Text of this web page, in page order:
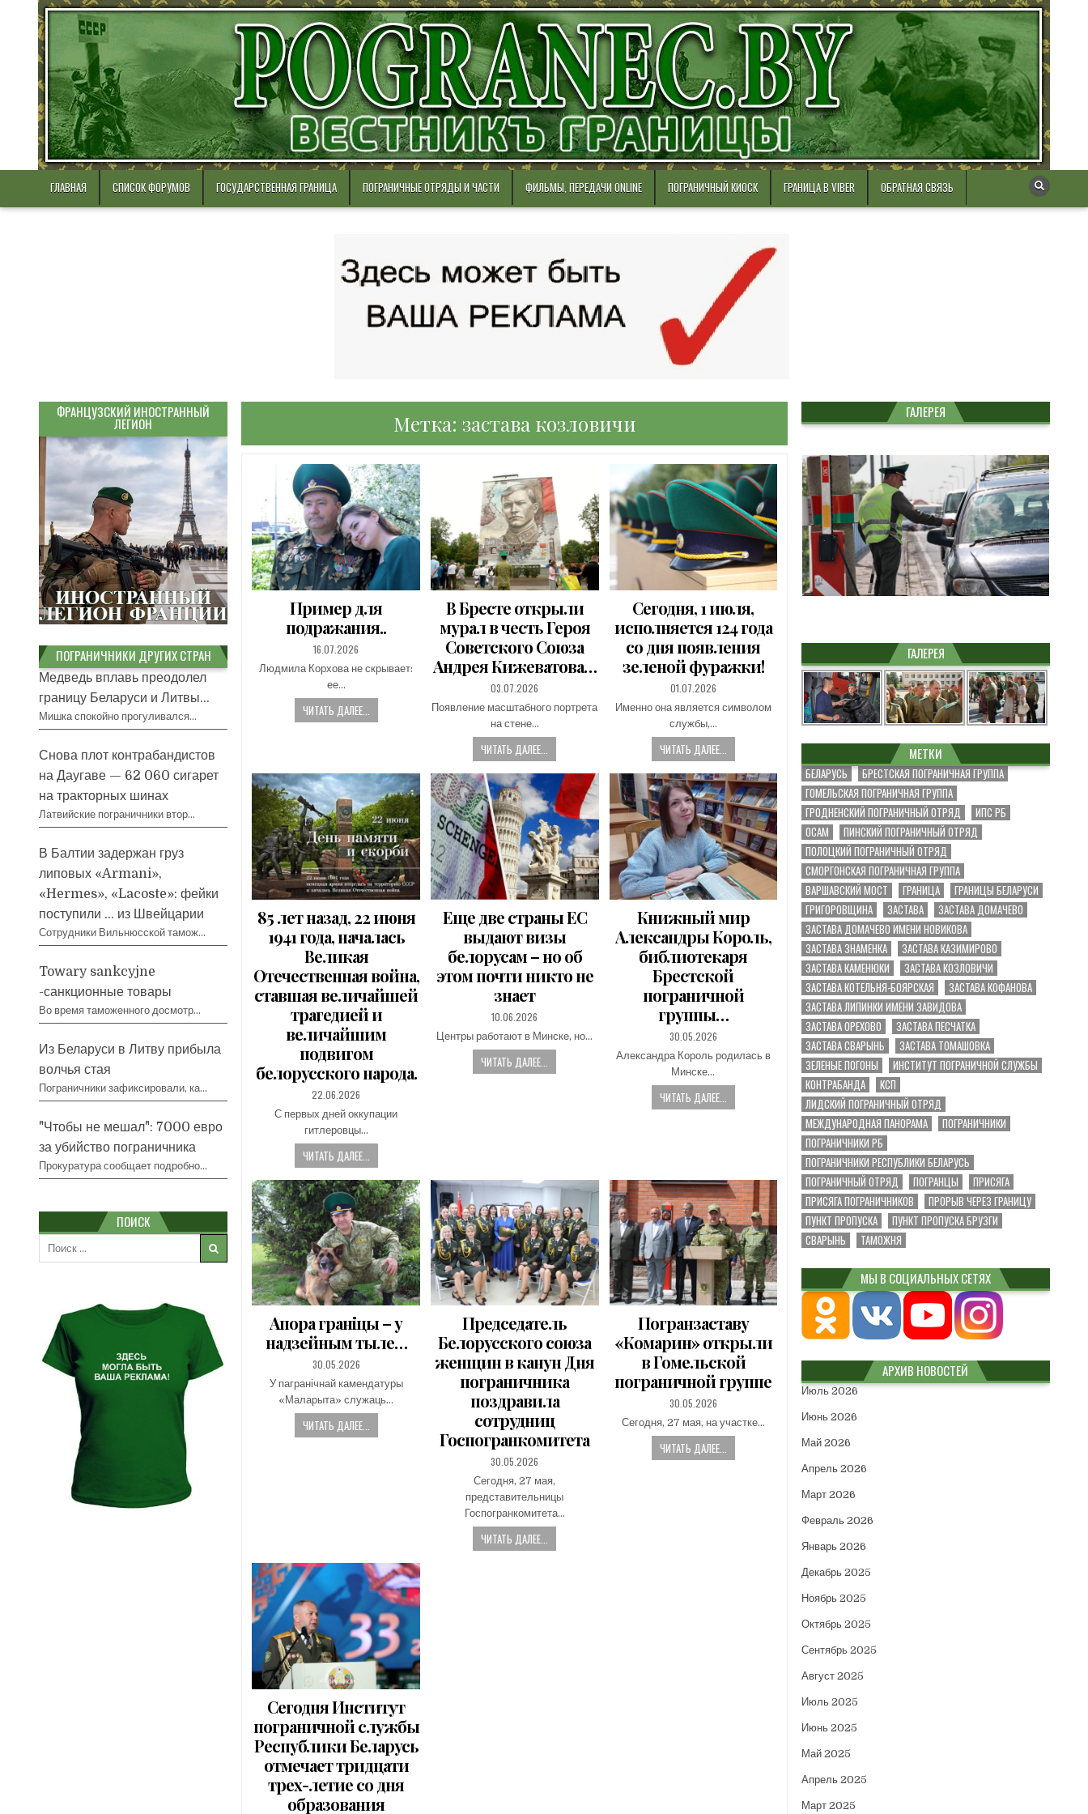
content
ГЛАВНАЯ СПИСОК ФОРУМОВ ГОСУДАРСТВЕННАЯ ГРАНИЦА ПОГРАНИЧНЫЕ ОТРЯДЫ И ЧАСТИ ФИЛЬМЫ, ПЕРЕДАЧИ ONLINE ПОГРАНИЧНЫЙ КИОСК ГРАНИЦА В VIBER ОБРАТНАЯ СВЯЗЬ
Метка: застава козловичи
Пример для
подражания..
PUBLISHED
DATE:
16.07.2026
Людмила Корхова не скрывает:
ее…
ЧИТАТЬ ДАЛЕЕ...
В Бресте открыли
мурал в честь Героя
Советского Союза
Андрея Кижеватова…
PUBLISHED
DATE:
03.07.2026
Появление масштабного портрета
на стене…
ЧИТАТЬ ДАЛЕЕ...
Сегодня, 1 июля,
исполняется 124 года
со дня появления
зеленой фуражки!
PUBLISHED
DATE:
01.07.2026
Именно она является символом
службы,…
ЧИТАТЬ ДАЛЕЕ...
85 лет назад, 22 июня
1941 года, началась
Великая
Отечественная война,
ставшая величайшей
трагедией и
величайшим
подвигом
белорусского народа.
PUBLISHED
DATE:
22.06.2026
С первых дней оккупации
гитлеровцы…
ЧИТАТЬ ДАЛЕЕ...
Еще две страны ЕС
выдают визы
белорусам – но об
этом почти никто не
знает
PUBLISHED
DATE:
10.06.2026
Центры работают в Минске, но…
ЧИТАТЬ ДАЛЕЕ...
Книжный мир
Александры Король,
библиотекаря
Брестской
пограничной
группы…
PUBLISHED
DATE:
30.05.2026
Александра Король родилась в
Минске…
ЧИТАТЬ ДАЛЕЕ...
Апора граніцы – у
надзейным тыле…
PUBLISHED
DATE:
30.05.2026
У пагранічнай камендатуры
«Маларыта» служаць…
ЧИТАТЬ ДАЛЕЕ...
Председатель
Белорусского союза
женщин в канун Дня
пограничника
поздравила
сотрудниц
Госпогранкомитета
PUBLISHED
DATE:
30.05.2026
Сегодня, 27 мая,
представительницы
Госпогранкомитета…
ЧИТАТЬ ДАЛЕЕ...
Погранзаставу
«Комарин» открыли
в Гомельской
пограничной группе
PUBLISHED
DATE:
30.05.2026
Сегодня, 27 мая, на участке…
ЧИТАТЬ ДАЛЕЕ...
Сегодня Институт
пограничной службы
Республики Беларусь
отмечает тридцати
трех-летие со дня
образования
ФРАНЦУЗСКИЙ ИНОСТРАННЫЙ
ЛЕГИОН
ПОГРАНИЧНИКИ ДРУГИХ СТРАН
Медведь вплавь преодолел
границу Беларуси и Литвы...
Мишка спокойно прогуливался…
Снова плот контрабандистов
на Даугаве — 62 060 сигарет
на тракторных шинах
Латвийские пограничники втор…
В Балтии задержан груз
липовых «Armani»,
«Hermes», «Lacoste»: фейки
поступили … из Швейцарии
Сотрудники Вильнюсской тамож…
Towary sankcyjne
-санкционные товары
Во время таможенного досмотр…
Из Беларуси в Литву прибыла
волчья стая
Пограничники зафиксировали, ка…
"Чтобы не мешал": 7000 евро
за убийство пограничника
Прокуратура сообщает подробно…
ПОИСК
ГАЛЕРЕЯ
ГАЛЕРЕЯ
МЕТКИ
БЕЛАРУСЬ
БРЕСТСКАЯ ПОГРАНИЧНАЯ ГРУППА
ГОМЕЛЬСКАЯ ПОГРАНИЧНАЯ ГРУППА
ГРОДНЕНСКИЙ ПОГРАНИЧНЫЙ ОТРЯД
ИПС РБ
ОСАМ
ПИНСКИЙ ПОГРАНИЧНЫЙ ОТРЯД
ПОЛОЦКИЙ ПОГРАНИЧНЫЙ ОТРЯД
СМОРГОНСКАЯ ПОГРАНИЧНАЯ ГРУППА
ВАРШАВСКИЙ МОСТ
ГРАНИЦА
ГРАНИЦЫ БЕЛАРУСИ
ГРИГОРОВЩИНА
ЗАСТАВА
ЗАСТАВА ДОМАЧЕВО
ЗАСТАВА ДОМАЧЕВО ИМЕНИ НОВИКОВА
ЗАСТАВА ЗНАМЕНКА
ЗАСТАВА КАЗИМИРОВО
ЗАСТАВА КАМЕНЮКИ
ЗАСТАВА КОЗЛОВИЧИ
ЗАСТАВА КОТЕЛЬНЯ-БОЯРСКАЯ
ЗАСТАВА КОФАНОВА
ЗАСТАВА ЛИПИНКИ ИМЕНИ ЗАВИДОВА
ЗАСТАВА ОРЕХОВО
ЗАСТАВА ПЕСЧАТКА
ЗАСТАВА СВАРЫНЬ
ЗАСТАВА ТОМАШОВКА
ЗЕЛЕНЫЕ ПОГОНЫ
ИНСТИТУТ ПОГРАНИЧНОЙ СЛУЖБЫ
КОНТРАБАНДА
КСП
ЛИДСКИЙ ПОГРАНИЧНЫЙ ОТРЯД
МЕЖДУНАРОДНАЯ ПАНОРАМА
ПОГРАНИЧНИКИ
ПОГРАНИЧНИКИ РБ
ПОГРАНИЧНИКИ РЕСПУБЛИКИ БЕЛАРУСЬ
ПОГРАНИЧНЫЙ ОТРЯД
ПОГРАНЦЫ
ПРИСЯГА
ПРИСЯГА ПОГРАНИЧНИКОВ
ПРОРЫВ ЧЕРЕЗ ГРАНИЦУ
ПУНКТ ПРОПУСКА
ПУНКТ ПРОПУСКА БРУЗГИ
СВАРЫНЬ
ТАМОЖНЯ
МЫ В СОЦИАЛЬНЫХ СЕТЯХ
АРХИВ НОВОСТЕЙ
Июль 2026
Июнь 2026
Май 2026
Апрель 2026
Март 2026
Февраль 2026
Январь 2026
Декабрь 2025
Ноябрь 2025
Октябрь 2025
Сентябрь 2025
Август 2025
Июль 2025
Июнь 2025
Май 2025
Апрель 2025
Март 2025